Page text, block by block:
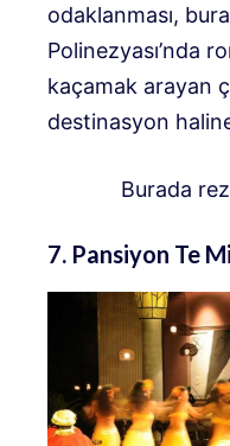
odaklanması,
Polinezyası’nda
kaçamak arayan
destinasyon
Burada
7. Pansiyon Te